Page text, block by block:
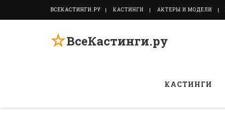
ВСЕКАСТИНГИ.РУ КАСТИНГИ АКТЕРЫ И МОДЕЛИ
☆ВсеКастинги.ру
КАСТИНГИ